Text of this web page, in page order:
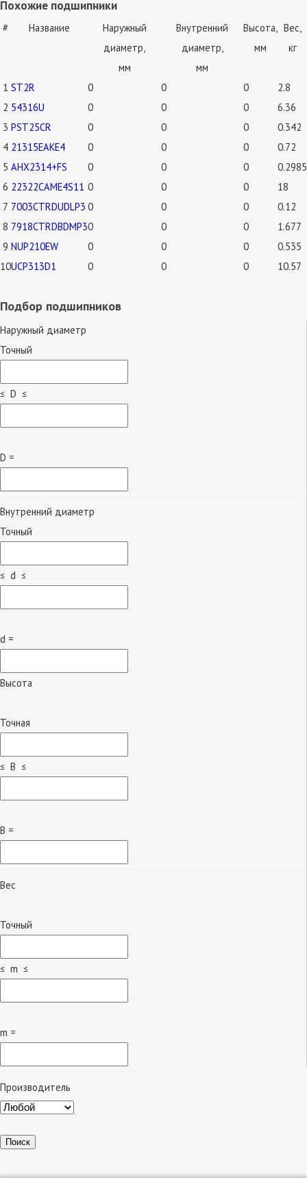
Похожие подшипники
# Название
Наружный
диаметр,
мм
Внутренний
диаметр,
мм
Высота,
мм
Вес,
кг
1 ST2R 0 0 0
2.8
2 54316U 0 0 0
6.36
3 PST25CR 0 0 0
0.342
4 21315EAKE4 0 0 0
0.72
5 AHX2314+FS 0 0 0
0.2985
6 22322CAME4S11 0 0 0
18
7 7003CTRDUDLP3 0 0 0
0.12
8 7918CTRDBDMP30 0 0
1.677
9 NUP210EW 0 0 0
0.535
10UCP313D1 0 0 0 10.57
Подбор подшипников
Наружный диаметр
Точный
≤ D ≤
D =
Внутренний диаметр
Точный
≤ d ≤
d =
Высота
Точная
≤ B ≤
B =
Вес
Точный
≤ m ≤
m =
Производитель
Поиск